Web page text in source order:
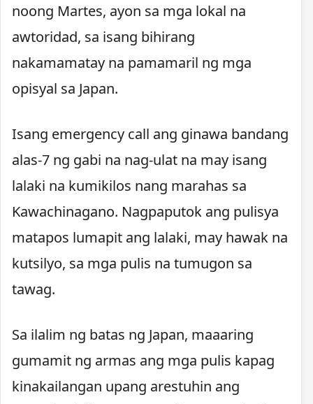
noong Martes, ayon sa mga lokal na
awtoridad, sa isang bihirang
nakamamatay na pamamaril ng mga
opisyal sa Japan.
Isang emergency call ang ginawa bandang
alas-7 ng gabi na nag-ulat na may isang
lalaki na kumikilos nang marahas sa
Kawachinagano. Nagpaputok ang pulisya
matapos lumapit ang lalaki, may hawak na
kutsilyo, sa mga pulis na tumugon sa
tawag.
Sa ilalim ng batas ng Japan, maaaring
gumamit ng armas ang mga pulis kapag
kinakailangan upang arestuhin ang